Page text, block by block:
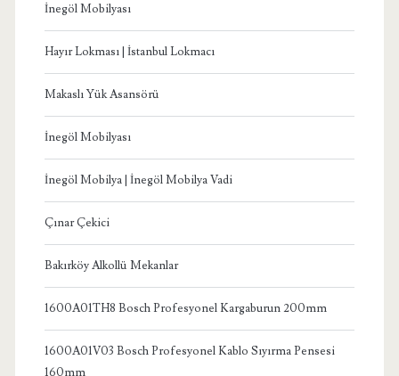
İnegöl Mobilyası
Hayır Lokması | İstanbul Lokmacı
Makaslı Yük Asansörü
İnegöl Mobilyası
İnegöl Mobilya | İnegöl Mobilya Vadi
Çınar Çekici
Bakırköy Alkollü Mekanlar
1600A01TH8 Bosch Profesyonel Kargaburun 200mm
1600A01V03 Bosch Profesyonel Kablo Sıyırma Pensesi
160mm